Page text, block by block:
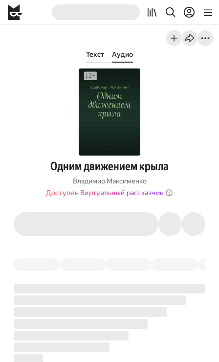
Текст Аудио
Одним движением крыла
Владимир Максименко
Доступен Виртуальный рассказчик